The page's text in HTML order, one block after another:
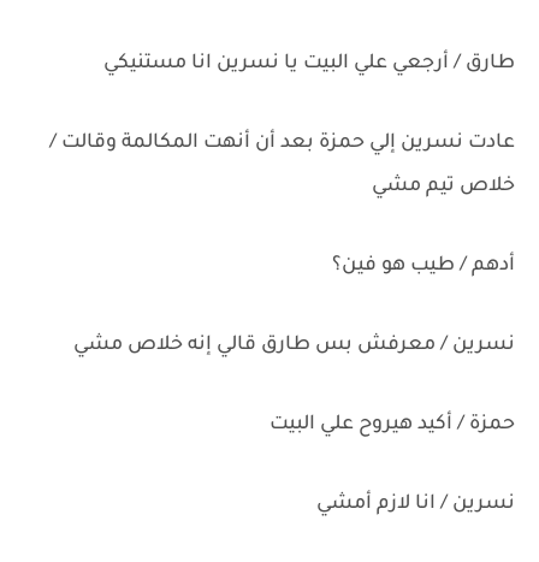
طارق / أرجعي علي البيت يا نسرين انا مستنيكي
عادت نسرين إلي حمزة بعد أن أنهت المكالمة وقالت /
خلاص تيم مشي
أدهم / طيب هو فين؟
نسرين / معرفش بس طارق قالي إنه خلاص مشي
حمزة / أكيد هيروح علي البيت
نسرين / انا لازم أمشي